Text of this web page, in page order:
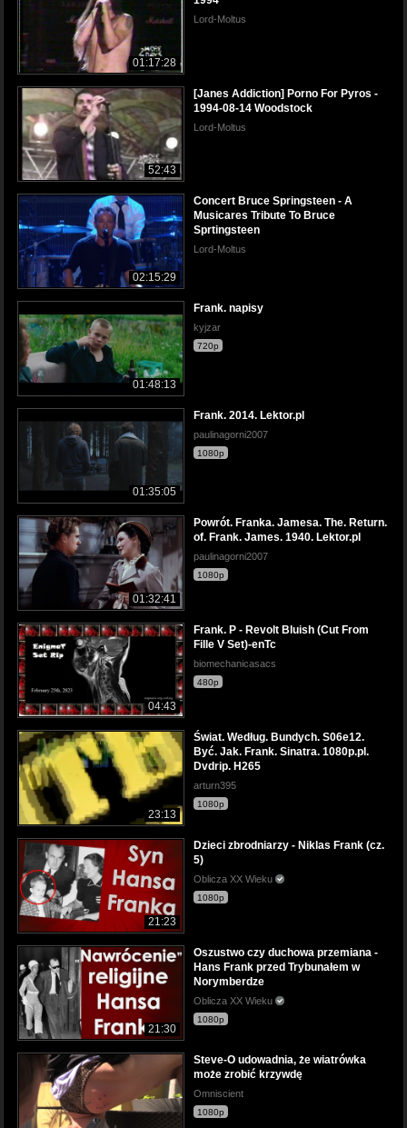
01:17:28
Lord-Moltus
52:43
[Janes Addiction] Porno For Pyros -
1994-08-14 Woodstock
Lord-Moltus
02:15:29
Concert Bruce Springsteen - A
Musicares Tribute To Bruce
Sprtingsteen
Lord-Moltus
01:48:13
Frank. napisy
kyjzar
720p
01:35:05
Frank. 2014. Lektor.pl
paulinagorni2007
1080p
01:32:41
Powrót. Franka. Jamesa. The. Return.
of. Frank. James. 1940. Lektor.pl
paulinagorni2007
1080p
04:43
Frank. P - Revolt Bluish (Cut From
Fille V Set)-enTc
biomechanicasacs
480p
23:13
Świat. Według. Bundych. S06e12.
Być. Jak. Frank. Sinatra. 1080p.pl.
Dvdrip. H265
arturn395
1080p
21:23
Dzieci zbrodniarzy - Niklas Frank (cz.
5)
Oblicza XX Wieku
1080p
21:30
Oszustwo czy duchowa przemiana -
Hans Frank przed Trybunałem w
Norymberdze
Oblicza XX Wieku
1080p
Steve-O udowadnia, że wiatrówka
może zrobić krzywdę
Omniscient
1080p